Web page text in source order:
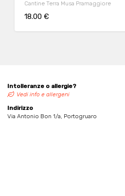
Cantine Terra Musa Pramaggiore
18.00 €
Intolleranze o allergie?
Vedi info e allergeni
Indirizzo
Via Antonio Bon 1/a, Portogruaro